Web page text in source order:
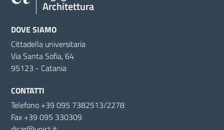
Architettura
DOVE SIAMO
Cittadella universitaria
Via Santa Sofia, 64
95123 - Catania
CONTATTI
Telefono +39 095 7382513/2278
Fax +39 095 330309